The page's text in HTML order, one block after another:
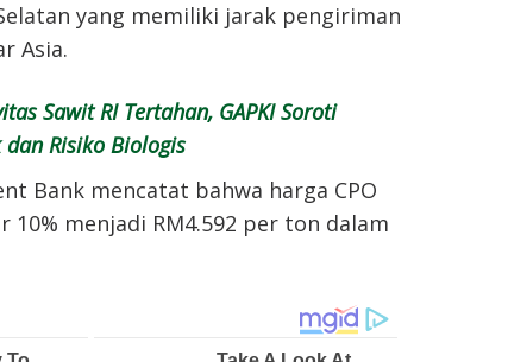
yang memiliki jarak pengiriman
Asia.
Sawit RI Tertahan, GAPKI Soroti
Risiko Biologis
Bank mencatat bahwa harga CPO
menjadi RM4.592 per ton dalam